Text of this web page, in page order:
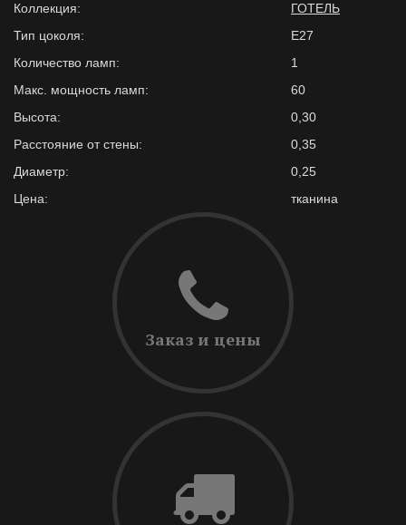
Коллекция:
ГОТЕЛЬ
Тип цоколя:
E27
Количество ламп:
1
Макс. мощность ламп:
60
Высота:
0,30
Расстояние от стены:
0,35
Диаметр:
0,25
Цена:
тканина
Заказ и цены